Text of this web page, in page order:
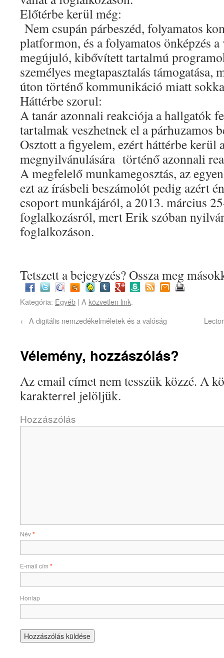
Előtérbe kerül még:
Nem csupán párbeszéd, folyamatos
platformon, és a folyamatos önképzés
megújuló, kibővített tartalmú
személyes megtapasztalás támogatása,
úton történő kommunikáció miatt
Háttérbe szorul:
A tanár azonnali reakciója a hallgatók
tartalmak veszhetnek el a párhuzamos
Osztott a figyelem, ezért háttérbe kerül
megnyilvánulására történő azonnali
A megfelelő munkamegosztás, az
ezt az írásbeli beszámolót pedig azért
csoport munkájáról, a 2013. március
foglalkozásról, mert Erik szóban
foglalkozáson.
Tetszett a bejegyzés? Ossza meg
Kategória: Egyéb | A közvetlen link.
← A digitális nemzedékelméletek és a valóság
Vélemény, hozzászólás?
Az email címet nem tesszük közzé. A
karakterrel jelöljük.
Hozzászólás
Név*
E-mail cím *
Honlap